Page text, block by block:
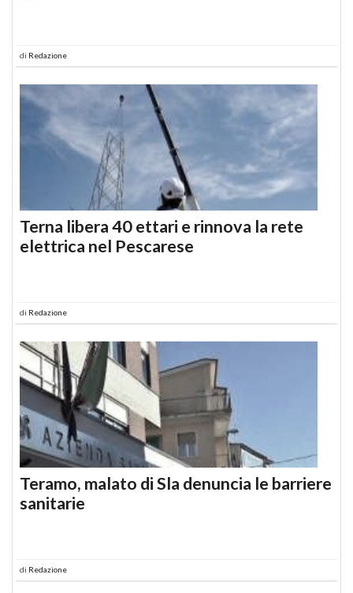
di Redazione
Terna libera 40 ettari e rinnova la rete
elettrica nel Pescarese
di Redazione
Teramo, malato di Sla denuncia le barriere
sanitarie
di Redazione